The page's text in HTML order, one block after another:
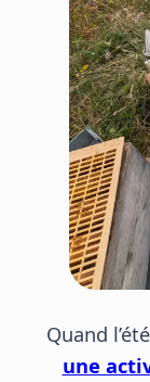
Quand
une